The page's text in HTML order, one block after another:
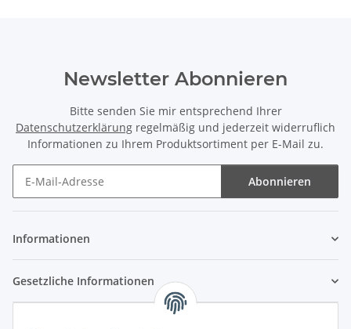
Newsletter Abonnieren
Bitte senden Sie mir entsprechend Ihrer
Datenschutzerklärung regelmäßig und jederzeit widerruflich
Informationen zu Ihrem Produktsortiment per E-Mail zu.
Abonnieren
Informationen
Gesetzliche Informationen